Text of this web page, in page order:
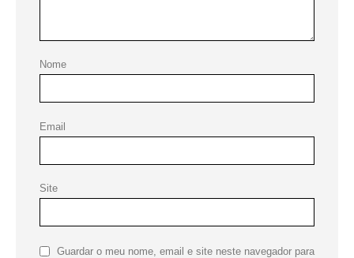
Nome
Email
Site
Guardar o meu nome, email e site neste navegador para